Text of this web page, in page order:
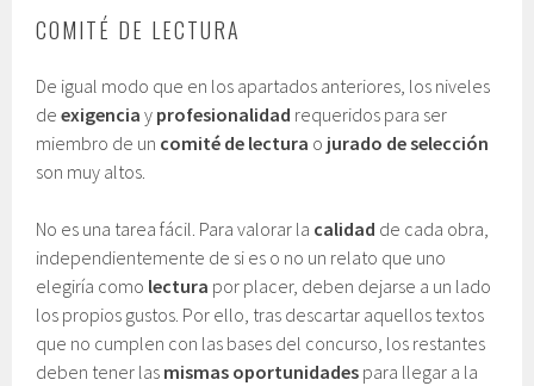
COMITÉ DE LECTURA
De igual modo que en los apartados anteriores, los niveles
deexigencia y profesionalidad requeridos para ser
miembro de un comité de lectura o jurado de selección
son muy altos.
No es una tarea fácil. Para valorar la calidad de cada obra,
independientemente de si es o no un relato que uno
elegiría como lectura por placer, deben dejarse a un lado
los propios gustos. Por ello, tras descartar aquellos textos
que no cumplen con las bases del concurso, los restantes
deben tener las mismas oportunidades para llegar a la